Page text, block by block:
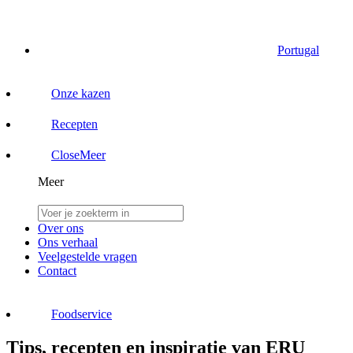
Portugal
Onze kazen
Recepten
CloseMeer
Meer
Over ons
Ons verhaal
Veelgestelde vragen
Contact
Foodservice
Tips, recepten en inspiratie van ERU